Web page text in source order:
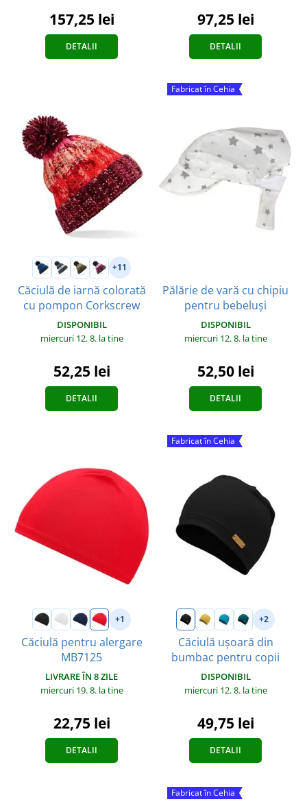
157,25 lei
DETALII
97,25 lei
DETALII
+11
Căciulă de iarnă colorată
cu pompon Corkscrew
DISPONIBIL
miercuri 12. 8. la tine
52,25 lei
DETALII
Fabricat în Cehia
Pălărie de vară cu chipiu
pentru bebeluși
DISPONIBIL
miercuri 12. 8. la tine
52,50 lei
DETALII
+1
Căciulă pentru alergare
MB7125
LIVRARE ÎN 8 ZILE
miercuri 19. 8. la tine
22,75 lei
DETALII
Fabricat în Cehia
+2
Căciulă ușoară din
bumbac pentru copii
DISPONIBIL
miercuri 12. 8. la tine
49,75 lei
DETALII
Fabricat în Cehia